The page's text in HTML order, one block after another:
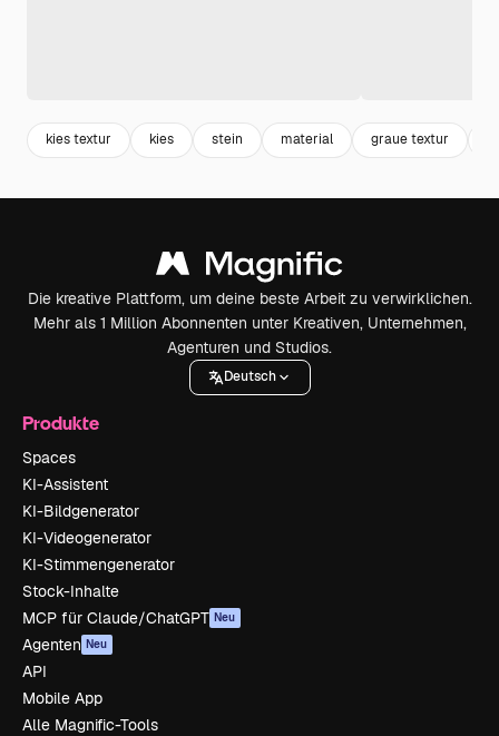
kies textur kies stein material graue textur
Die kreative Plattform, um deine beste Arbeit zu verwirklichen.
Mehr als 1 Million Abonnenten unter Kreativen, Unternehmen,
Agenturen und Studios.
Deutsch
Produkte
Spaces
KI-Assistent
KI-Bildgenerator
KI-Videogenerator
KI-Stimmengenerator
Stock-Inhalte
MCP für Claude/ChatGPT Neu
Agenten Neu
API
Mobile App
Alle Magnific-Tools